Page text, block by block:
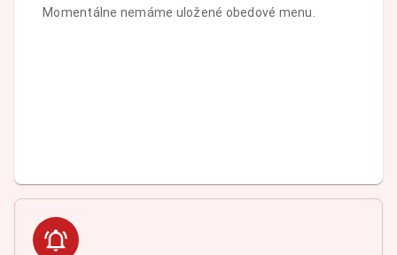
Momentálne nemáme uložené obedové menu.